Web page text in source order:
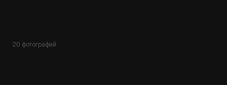
20 фотографий